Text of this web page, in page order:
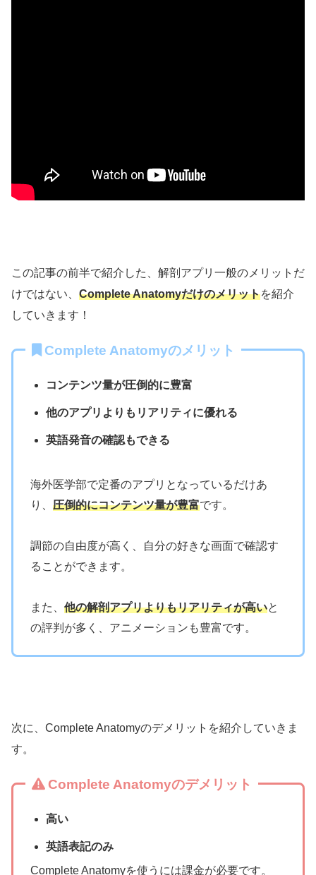
この記事の前半で紹介した、解剖アプリ一般のメリットだ
けではない、 Complete Anatomyだけのメリットを紹介
していきます！
Complete Anatomyのメリット
コンテンツ量が圧倒的に豊富
他のアプリよりもリアリティに優れる
英語発音の確認もできる
海外医学部で定番のアプリとなっているだけあ
り、 圧倒的にコンテンツ量が豊富です。
調節の自由度が高く、自分の好きな画面で確認す
ることができます。
また、 他の解剖アプリよりもリアリティが高いと
の評判が多く、アニメーションも豊富です。
次に、Complete Anatomyのデメリットを紹介していきま
す。
Complete Anatomyのデメリット
高い
英語表記のみ
Complete Anatomyを使うには課金が必要です。